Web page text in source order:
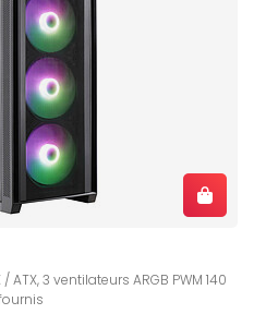
ATX, 3 ventilateurs ARGB PWM 140